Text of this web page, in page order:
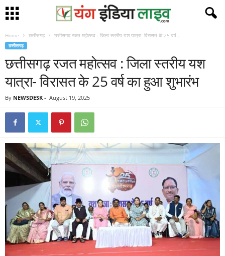
Home छत्तीसगढ़ छत्तीसगढ़ रजत महोत्सव : जिला स्तरीय यश यात्रा- विरासत के 25 वर्ष...
छत्तीसगढ़
छत्तीसगढ़ रजत महोत्सव : जिला स्तरीय यश
यात्रा- विरासत के 25 वर्ष का हुआ शुभारंभ
By NEWSDESK - August 19, 2025